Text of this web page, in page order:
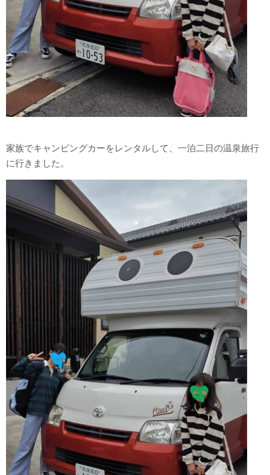
家族でキャンピングカーをレンタルして、一泊二日の温泉旅行
に行きました。